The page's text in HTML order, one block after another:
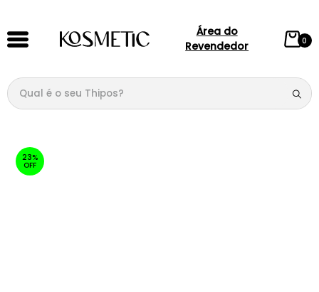
Área do
Revendedor
0
Qual é o seu Thipos?
23%
OFF
1º
2º
candy